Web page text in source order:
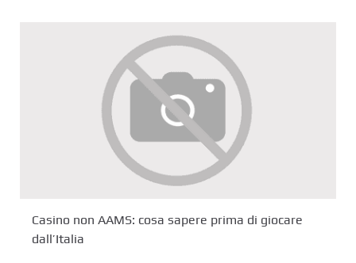
Casino non AAMS: cosa sapere prima di giocare
dall’Italia